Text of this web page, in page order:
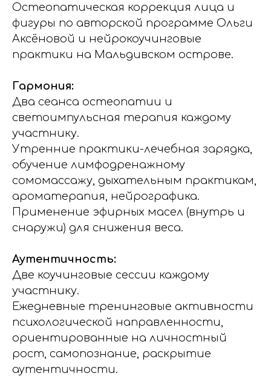
Остеопатическая коррекция лица и
фигуры по авторской программе Ольги
Аксёновой и нейрокоучинговые
практики на Мальдивском острове.
Гармония:
Два сеанса остеопатии и
светоимпульсная терапия каждому
участнику.
Утренние практики-лечебная зарядка,
обучение лимфодренажному
сомомассажу, дыхательным практикам,
ароматерапия, нейрографика.
Применение эфирных масел (внутрь и
снаружи) для снижения веса.
Аутентичность:
Две коучинговые сессии каждому
участнику.
Ежедневные тренинговые активности
психологической направленности,
ориентированные на личностный
рост, самопознание, раскрытие
аутентичности.